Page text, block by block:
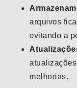
arquivos
evitando a
melhorias.